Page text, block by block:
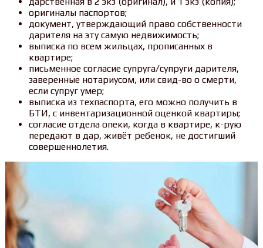
оригиналы паспортов;
документ, утверждающий право собственности
дарителя на эту самую недвижимость;
выписка по всем жильцах, прописанных в
квартире;
письменное согласие супруга/супруги дарителя,
заверенные нотариусом, или свид-во о смерти,
если супруг умер;
выписка из техпаспорта, его можно получить в
БТИ, с инвентаризационной оценкой квартиры;
согласие отдела опеки, когда в квартире, к-рую
передают в дар, живёт ребенок, не достигший
совершеннолетия.